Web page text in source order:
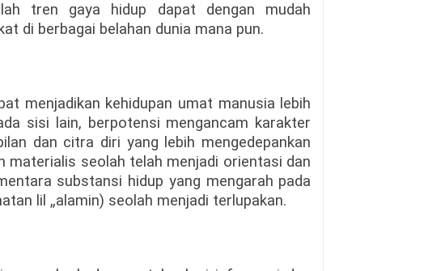
tren gaya hidup dapat dengan mudah
di berbagai belahan dunia mana pun.
menjadikan kehidupan umat manusia lebih
sisi lain, berpotensi mengancam karakter
dan citra diri yang lebih mengedepankan
materialis seolah telah menjadi orientasi dan
substansi hidup yang mengarah pada
lil „alamin) seolah menjadi terlupakan.